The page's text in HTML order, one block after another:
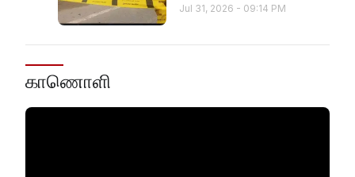
Jul 31, 2026 - 09:14 PM
காணொளி